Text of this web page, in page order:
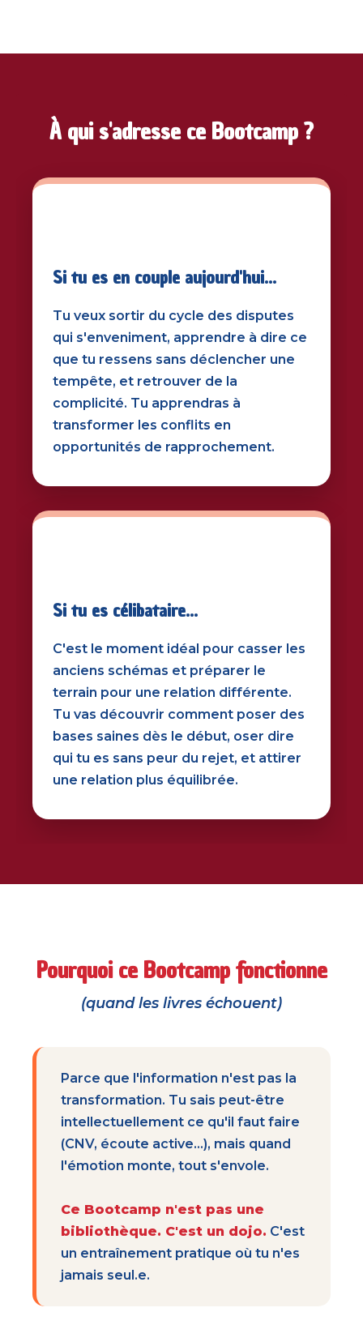
À qui s'adresse ce Bootcamp ?
Si tu es en couple aujourd'hui...
Tu veux sortir du cycle des disputes
qui s'enveniment, apprendre à dire ce
que tu ressens sans déclencher une
tempête, et retrouver de la
complicité. Tu apprendras à
transformer les conflits en
opportunités de rapprochement.
Si tu es célibataire...
C'est le moment idéal pour casser les
anciens schémas et préparer le
terrain pour une relation différente.
Tu vas découvrir comment poser des
bases saines dès le début, oser dire
qui tu es sans peur du rejet, et attirer
une relation plus équilibrée.
Pourquoi ce Bootcamp fonctionne
(quand les livres échouent)
Parce que l'information n'est pas la
transformation. Tu sais peut-être
intellectuellement ce qu'il faut faire
(CNV, écoute active...), mais quand
l'émotion monte, tout s'envole.
Ce Bootcamp n'est pas une
bibliothèque. C'est un dojo. C'est
un entraînement pratique où tu n'es
jamais seul.e.